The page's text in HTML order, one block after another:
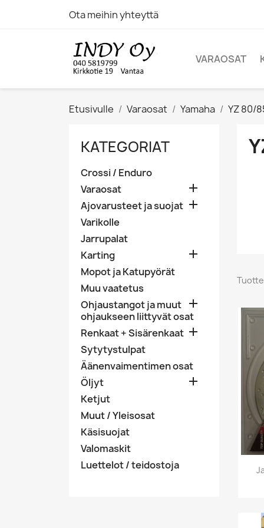
Ota meihin yhteyttä
VARAOSAT
Etusivulle Varaosat Yamaha YZ 80/
KATEGORIAT
Crossi / Enduro
Varaosat

Ajovarusteet ja suojat 
Varikolle
Jarrupalat
Karting

Mopot ja Katupyörät
Muu vaatetus
Ohjaustangot ja muut
ohjaukseen liittyvät osat

Renkaat + Sisärenkaat 
Sytytystulpat
Äänenvaimentimen osat
Öljyt

Ketjut
Muut / Yleisosat
Käsisuojat
Valomaskit
Luettelot / teidostoja